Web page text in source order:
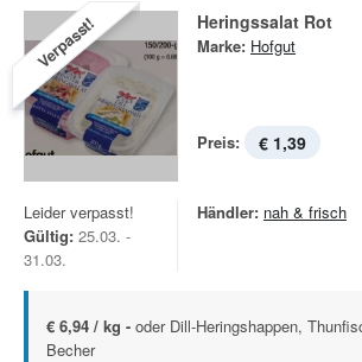
Verpasst! Heringssalat Rot
Marke: Hofgut
Preis: € 1,39
Leider verpasst!
Gültig: 25.03. -
31.03.
Händler: nah & frisch
€ 6,94 / kg - oder Dill-Heringshappen,
Becher